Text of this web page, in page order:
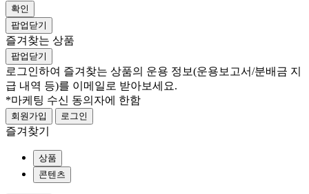
확인
팝업닫기
즐겨찾는 상품
팝업닫기
로그인하여 즐겨찾는 상품의 운용 정보(운용보고서/분배금 지
급 내역 등)를 이메일로 받아보세요.
*마케팅 수신 동의자에 한함
회원가입 로그인
즐겨찾기
상품
콘텐츠